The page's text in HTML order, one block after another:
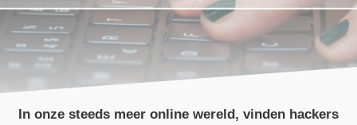
In onze steeds meer online wereld, vinden hackers